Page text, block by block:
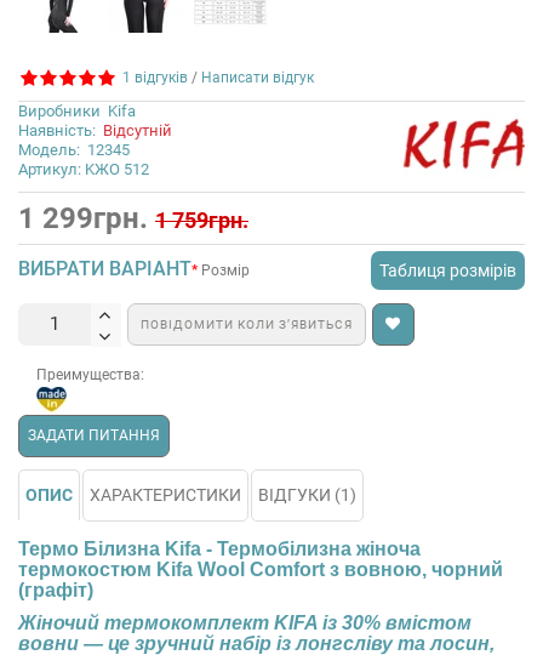
1 відгуків / Написати відгук
Виробники Kifa
Наявність: Відсутній
Модель: 12345
Артикул: KЖO 512
1 299грн. 1 759грн.
ВИБРАТИ ВАРІАНТ Таблиця розмірів
Розмір
ПОВІДОМИТИ КОЛИ З’ЯВИТЬСЯ
Преимущества:
ЗАДАТИ ПИТАННЯ
ОПИС ХАРАКТЕРИСТИКИ ВІДГУКИ (1)
Термо Білизна Kifa - Термобілизна жіноча
термокостюм Kifa Wool Comfort з вовною, чорний
(графіт)
Жіночий термокомплект KIFA із 30% вмістом
вовни — це зручний набір із лонгсліву та лосин,